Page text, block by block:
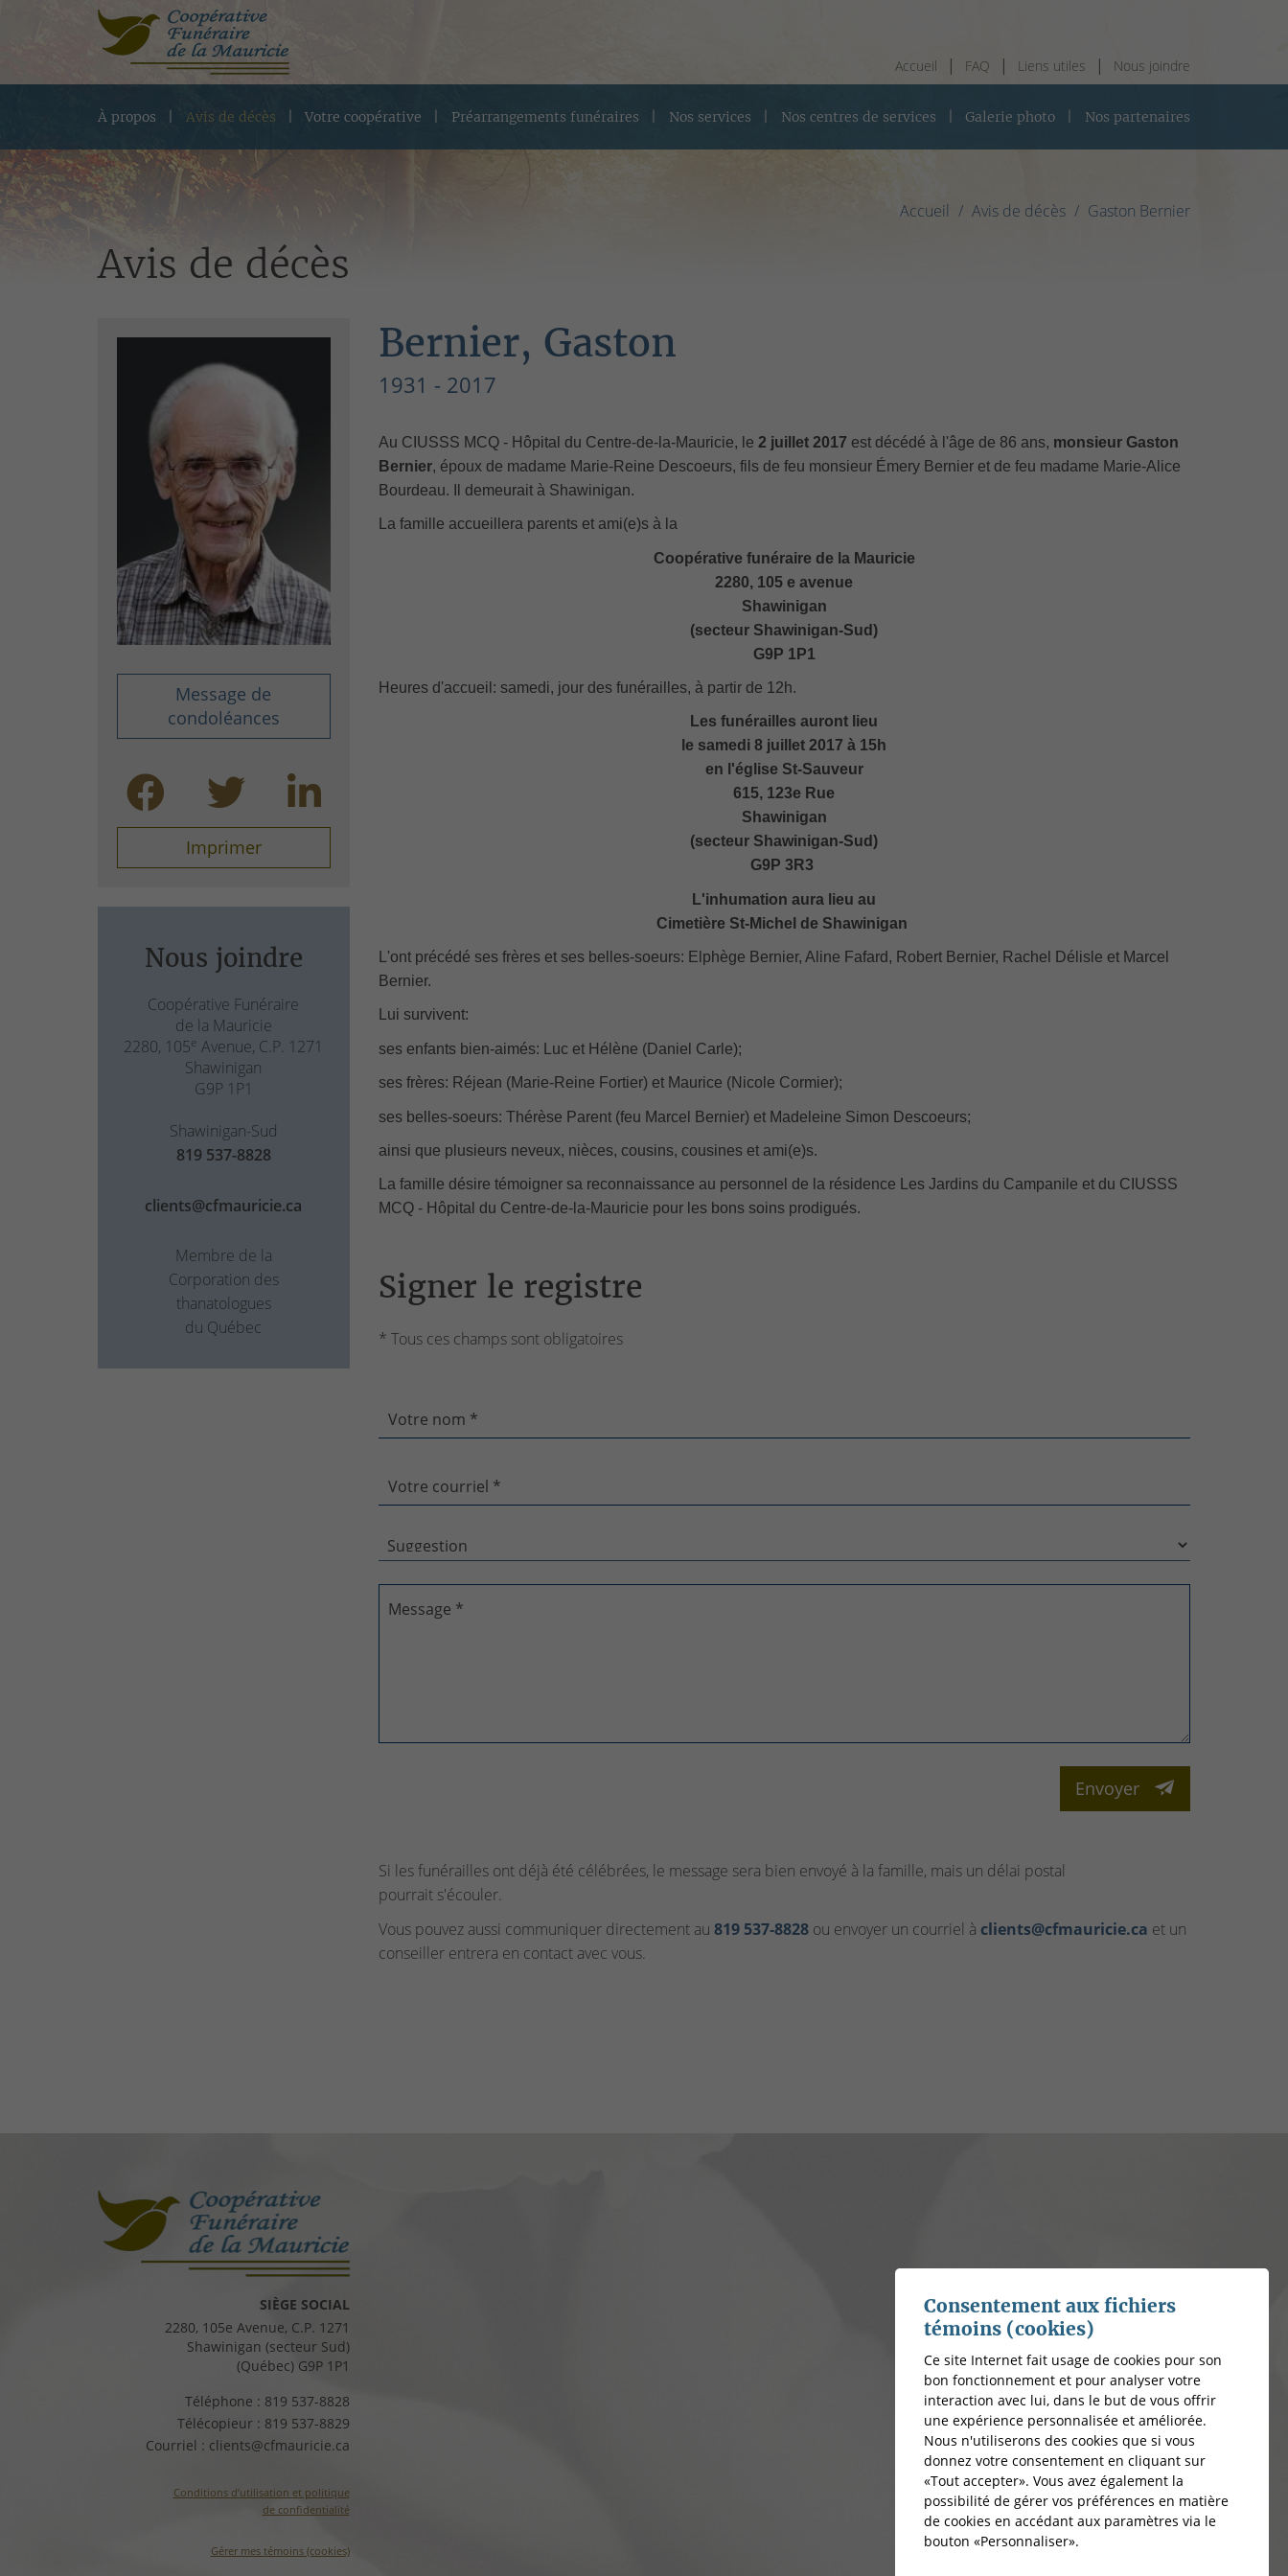
Accueil FAQ Liens utiles Nous joindre
À propos Avis de décès Votre coopérative Préarrangements funéraires Nos services Nos centres de services Galerie photo Nos partenaires
Accueil Avis de décès Gaston Bernier
Avis de décès
Message de
condoléances
Imprimer
Nous joindre
Coopérative Funéraire
de la Mauricie
2280, 105e Avenue, C.P. 1271
Shawinigan
G9P 1P1
Shawinigan-Sud
819 537-8828
clients@cfmauricie.ca
Membre de la
Corporation des
thanatologues
du Québec
Bernier, Gaston
1931 - 2017
Au CIUSSS MCQ - Hôpital du Centre-de-la-Mauricie, le 2 juillet 2017 est décédé à l'âge de 86 ans, monsieur Gaston
Bernier, époux de madame Marie-Reine Descoeurs, fils de feu monsieur Émery Bernier et de feu madame Marie-Alice
Bourdeau. Il demeurait à Shawinigan.
La famille accueillera parents et ami(e)s à la
Coopérative funéraire de la Mauricie
2280, 105 e avenue
Shawinigan
(secteur Shawinigan-Sud)
G9P 1P1
Heures d'accueil: samedi, jour des funérailles, à partir de 12h.
Les funérailles auront lieu
le samedi 8 juillet 2017 à 15h
en l'église St-Sauveur
615, 123e Rue
Shawinigan
(secteur Shawinigan-Sud)
G9P 3R3
L'inhumation aura lieu au
Cimetière St-Michel de Shawinigan
L'ont précédé ses frères et ses belles-soeurs: Elphège Bernier, Aline Fafard, Robert Bernier, Rachel Délisle et Marcel
Bernier.
Lui survivent:
ses enfants bien-aimés: Luc et Hélène (Daniel Carle);
ses frères: Réjean (Marie-Reine Fortier) et Maurice (Nicole Cormier);
ses belles-soeurs: Thérèse Parent (feu Marcel Bernier) et Madeleine Simon Descoeurs;
ainsi que plusieurs neveux, nièces, cousins, cousines et ami(e)s.
La famille désire témoigner sa reconnaissance au personnel de la résidence Les Jardins du Campanile et du CIUSSS
MCQ - Hôpital du Centre-de-la-Mauricie pour les bons soins prodigués.
Signer le registre
* Tous ces champs sont obligatoires
Votre nom *
Votre courriel *
Message *
Envoyer
Si les funérailles ont déjà été célébrées, le message sera bien envoyé à la famille, mais un délai postal
pourrait s'écouler.
Vous pouvez aussi communiquer directement au 819 537‑8828ou envoyer un courriel à clients@cfmauricie.ca et un
conseiller entrera en contact avec vous.
SIÈGE SOCIAL
2280, 105e Avenue, C.P. 1271
Shawinigan (secteur Sud)
(Québec) G9P 1P1
Téléphone : 819 537-8828
Télécopieur : 819 537-8829
Courriel : clients@cfmauricie.ca
Conditions d’utilisation et politique
de confidentialité
Gérer mes témoins (cookies)
Consentement aux fichiers
témoins (cookies)
Ce site Internet fait usage de cookies pour son
bon fonctionnement et pour analyser votre
interaction avec lui, dans le but de vous offrir
une expérience personnalisée et améliorée.
Nous n'utiliserons des cookies que si vous
donnez votre consentement en cliquant sur
«Tout accepter». Vous avez également la
possibilité de gérer vos préférences en matière
de cookies en accédant aux paramètres via le
bouton «Personnaliser».